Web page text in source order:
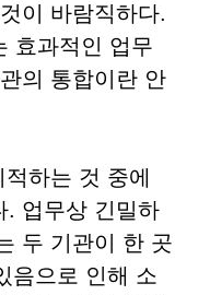
이 바람직하다.
효과적인 업무
의 통합이란 안
하는 것 중에
. 업무상 긴밀하
두 기관이 한 곳
음으로 인해 소